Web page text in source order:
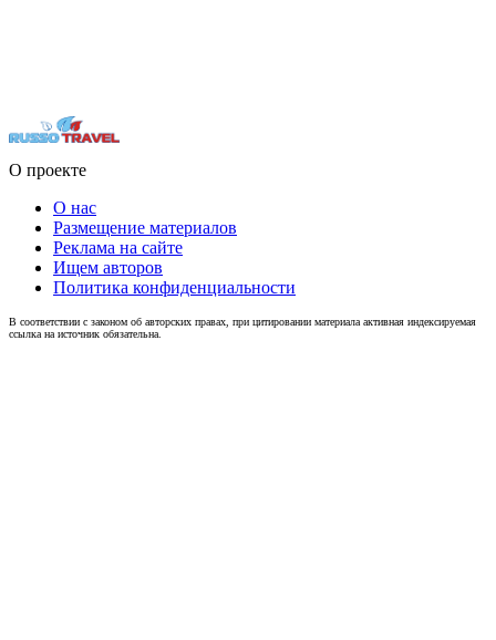
О проекте
О нас
Размещение материалов
Реклама на сайте
Ищем авторов
Политика конфиденциальности
В соответствии с законом об авторских правах, при цитировании материала активная индексируемая
ссылка на источник обязательна.